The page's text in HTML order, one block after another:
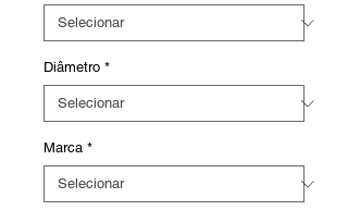
Diâmetro *
Marca *